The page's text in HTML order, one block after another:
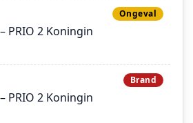
Ongeval
PRIO 2 Koningin
Brand
PRIO 2 Koningin